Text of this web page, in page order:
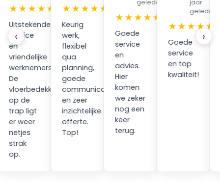
★★★★★
Uitstekende
service
en
vriendelijke
werknemers.
De
vloerbedekking
op de
trap ligt
er weer
netjes
strak
op.
★★★★★
Keurig
werk,
flexibel
qua
planning,
goede
communicatie
en zeer
inzichtelijke
offerte.
Top!
geleden
★★★★★
Goede
service
en
advies.
Hier
komen
we zeker
nog een
keer
terug.
jaar
geleden
★★★★★
Goede
service
en top
kwaliteit!
‹ ›